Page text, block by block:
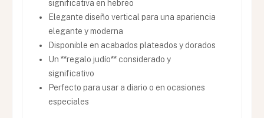
significativa en hebreo
Elegante diseño vertical para una apariencia
elegante y moderna
Disponible en acabados plateados y dorados
Un **regalo judío** considerado y
significativo
Perfecto para usar a diario o en ocasiones
especiales